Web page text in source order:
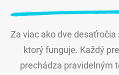
Za viac ako dve
ktorý funguje. Každý
prechádza pravidelným